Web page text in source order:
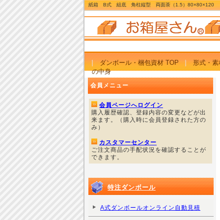
紙箱 B式 組底 角柱縦型 両面茶（1.5）80×80×120
ダンボール・梱包資材 TOP
形式・
の中身
会員メニュー
会員ページへログイン
購入履歴確認、登録内容の変更などが出
来ます。（購入時に会員登録された方の
み）
カスタマーセンター
ご注文商品の手配状況を確認することが
できます。
特注ダンボール
A式ダンボールオンライン自動見積